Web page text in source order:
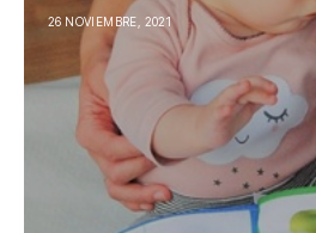
26 NOVIEMBRE, 2021